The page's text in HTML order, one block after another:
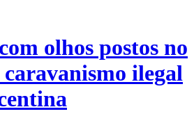
olhos postos no
ilegal